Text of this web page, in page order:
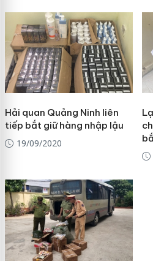
Hải quan Quảng Ninh liên
tiếp bắt giữ hàng nhập lậu
19/09/2020